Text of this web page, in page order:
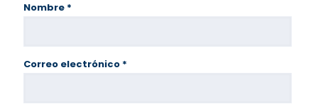
Nombre *
Correo electrónico *